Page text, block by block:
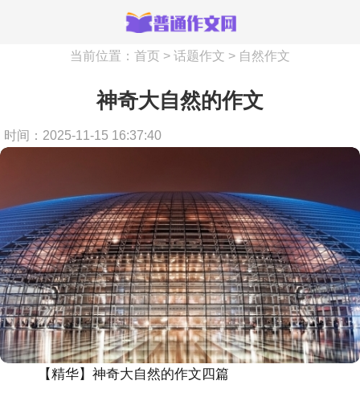
当前位置： 首页 > 话题作文 > 自然作文
神奇大自然的作文
时间：2025-11-15 16:37:40
【精华】神奇大自然的作文四篇